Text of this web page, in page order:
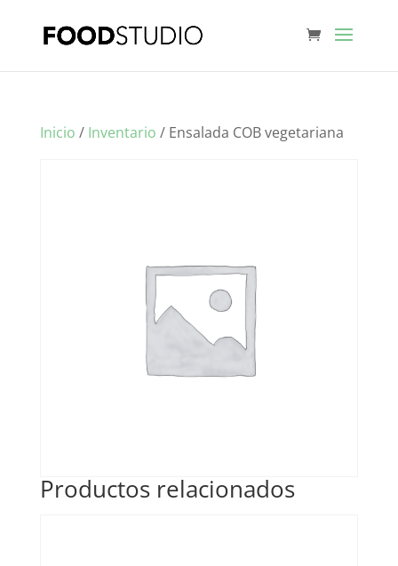
Inicio / Inventario / Ensalada COB vegetariana
Productos relacionados